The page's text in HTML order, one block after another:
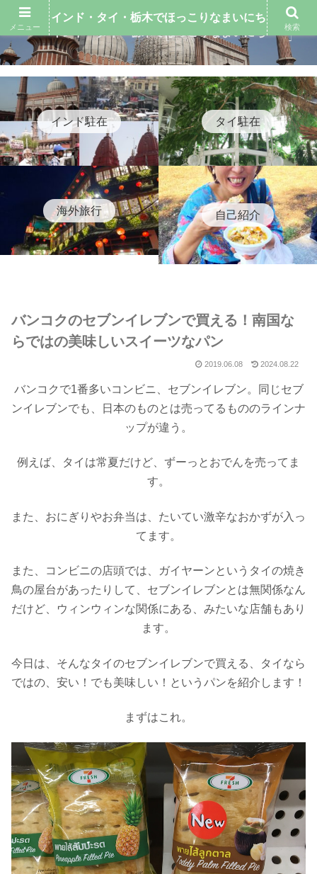
インド駐在 タイ駐在
海外旅行 自己紹介
バンコクのセブンイレブンで買える！南国な
らではの美味しいスイーツなパン
2019.06.08 2024.08.22
バンコクで1番多いコンビニ、セブンイレブン。同じセブ
ンイレブンでも、日本のものとは売ってるもののラインナ
ップが違う。
例えば、タイは常夏だけど、ずーっとおでんを売ってま
す。
また、おにぎりやお弁当は、たいてい激辛なおかずが入っ
てます。
また、コンビニの店頭では、ガイヤーンというタイの焼き
鳥の屋台があったりして、セブンイレブンとは無関係なん
だけど、ウィンウィンな関係にある、みたいな店舗もあり
ます。
今日は、そんなタイのセブンイレブンで買える、タイなら
ではの、安い！でも美味しい！というパンを紹介します！
まずはこれ。
メニュー
インド・タイ・栃木でほっこりなまいにち
検索